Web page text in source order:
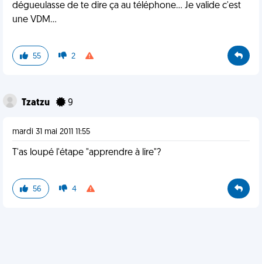
dégueulasse de te dire ça au téléphone... Je valide c'est
une VDM...
55 2
Tzatzu 9
mardi 31 mai 2011 11:55
T'as loupé l'étape "apprendre à lire"?
56 4